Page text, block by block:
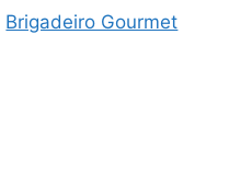
Brigadeiro Gourmet